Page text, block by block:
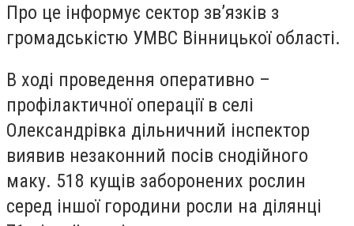
Про це інформує сектор зв’язків з
громадськістю УМВС Вінницької області.
В ході проведення оперативно –
профілактичної операції в селі
Олександрівка дільничний інспектор
виявив незаконний посів снодійного
маку. 518 кущів заборонених рослин
серед іншої городини росли на ділянці